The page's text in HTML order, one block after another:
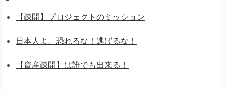
【疎開】プロジェクトのミッション
日本人よ、恐れるな！逃げるな！
【資産疎開】は誰でも出来る！